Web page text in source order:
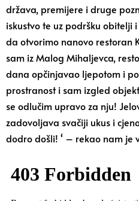
država, premijere i druge
iskustvo te uz podršku obitelji
da otvorimo nanovo restoran
sam iz Malog Mihaljevca,
dana opčinjavao ljepotom i
prostranost i sam izgled
se odlučim upravo za nju!
zadovoljava svačiji ukus i
dodro došli! ‘ – rekao nam je